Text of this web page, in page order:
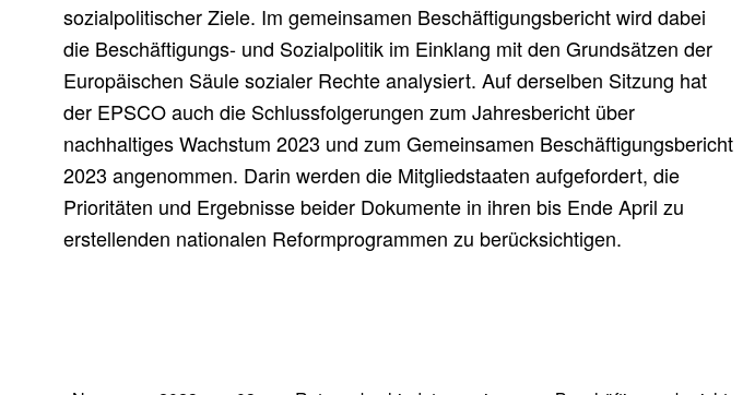
sozialpolitischer Ziele. Im gemeinsamen Beschäftigungsbericht wird dabei
die Beschäftigungs- und Sozialpolitik im Einklang mit den Grundsätzen der
Europäischen Säule sozialer Rechte analysiert. Auf derselben Sitzung hat
der EPSCO auch die Schlussfolgerungen zum Jahresbericht über
nachhaltiges Wachstum 2023 und zum Gemeinsamen Beschäftigungsbericht
2023 angenommen. Darin werden die Mitgliedstaaten aufgefordert, die
Prioritäten und Ergebnisse beider Dokumente in ihren bis Ende April zu
erstellenden nationalen Reformprogrammen zu berücksichtigen.